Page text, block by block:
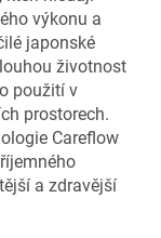
výkonu a
japonské
životnost
použití v
prostorech.
Careflow
a zdravější